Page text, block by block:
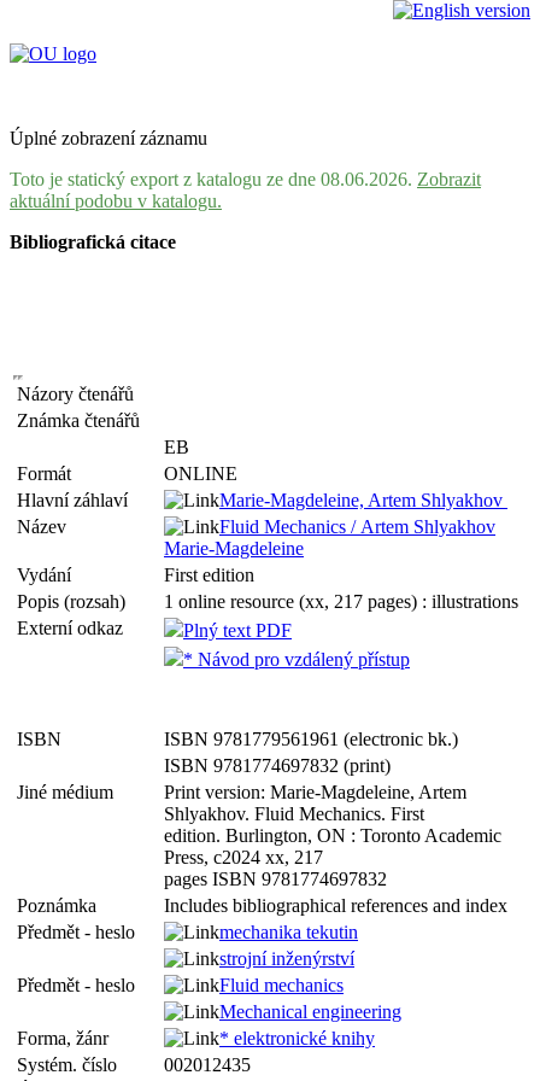
Úplné zobrazení záznamu
Toto je statický export z katalogu ze dne 08.06.2026. Zobrazit
aktuální podobu v katalogu.
Bibliografická citace
Názory čtenářů
Známka čtenářů
EB
Formát
ONLINE
Hlavní záhlaví
Marie-Magdeleine, Artem Shlyakhov
Název
Fluid Mechanics / Artem Shlyakhov
Marie-Magdeleine
Vydání
First edition
Popis (rozsah)
1 online resource (xx, 217 pages) : illustrations
Externí odkaz
Plný text PDF
* Návod pro vzdálený přístup
ISBN
ISBN 9781779561961 (electronic bk.)
ISBN 9781774697832 (print)
Jiné médium
Print version: Marie-Magdeleine, Artem
Shlyakhov. Fluid Mechanics. First
edition. Burlington, ON : Toronto Academic
Press, c2024 xx, 217
pages ISBN 9781774697832
Poznámka
Includes bibliographical references and index
Předmět - heslo
mechanika tekutin
strojní inženýrství
Předmět - heslo
Fluid mechanics
Mechanical engineering
Forma, žánr
* elektronické knihy
Systém. číslo
002012435